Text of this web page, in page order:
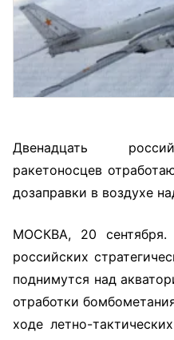
Двенадцать
ракетоносцев
дозаправки в воздухе
МОСКВА, 20 сентября.
российских
поднимутся над
отработки
ходе летно-